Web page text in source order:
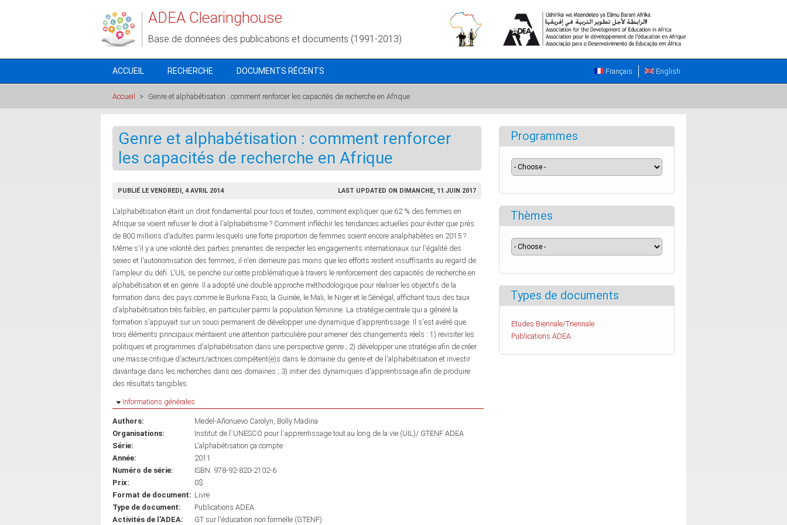
ADEA Clearinghouse
Base de données des publications et documents (1991-2013)
ACCUEIL RECHERCHE DOCUMENTS RÉCENTS English
Français
Accueil > Genre et alphabétisation : comment renforcer les capacités de recherche en Afrique
Genre et alphabétisation : comment renforcer
les capacités de recherche en Afrique
PUBLIÉ LE VENDREDI, 4 AVRIL 2014 LAST UPDATED ON DIMANCHE, 11 JUIN 2017
L'alphabétisation étant un droit fondamental pour tous et toutes, comment expliquer que 62 % des femmes en
Afrique se voient refuser le droit à l'alphabétisme ? Comment infléchir les tendances actuelles pour éviter que près
de 800 millions d'adultes parmi lesquels une forte proportion de femmes soient encore analphabètes en 2015 ?
Même s'il y a une volonté des parties prenantes de respecter les engagements internationaux sur l'égalité des
sexes et l'autonomisation des femmes, il n'en demeure pas moins que les efforts restent insuffisants au regard de
l'ampleur du défi. L'UIL se penche sur cette problématique à travers le renforcement des capacités de recherche en
alphabétisation et en genre. Il a adopté une double approche méthodologique pour réaliser les objectifs de la
formation dans des pays comme le Burkina Faso, la Guinée, le Mali, le Niger et le Sénégal, affichant tous des taux
d'alphabétisation très faibles, en particulier parmi la population féminine. La stratégie centrale qui a généré la
formation s'appuyait sur un souci permanent de développer une dynamique d'apprentissage. Il s'est avéré que
trois éléments principaux méritaient une attention particulière pour amener des changements réels : 1) revisiter les
politiques et programmes d'alphabétisation dans une perspective genre ; 2) développer une stratégie afin de créer
une masse critique d'acteurs/actrices compétent(e)s dans le domaine du genre et de l'alphabétisation et investir
davantage dans les recherches dans ces domaines ; 3) initier des dynamiques d'apprentissage afin de produire
des résultats tangibles.
Masquer
Informations générales
Authors: Medel-Añonuevo Carolyn Bolly Madina
Organisations:
Institut de l´UNESCO pour l´apprentissage tout au long de la vie (UIL)/ GTENF ADEA
Série:
L'alphabétisation ça compte
Année:
2011
Numéro de série:
ISBN: 978-92-820-2102-6
Prix:
0$
Format de document: Livre
Type de document:
Publications ADEA
Activités de l'ADEA:
GT sur l'éducation non formelle (GTENF)
Programmes
Thèmes
Types de documents
Etudes Biennale/Triennale
Publications ADEA